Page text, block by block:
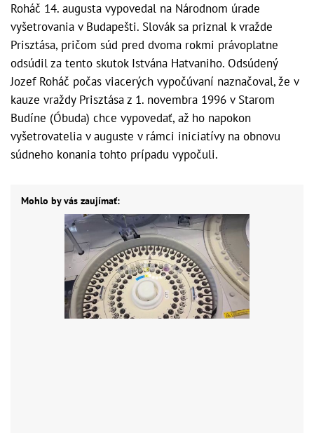
Roháč 14. augusta vypovedal na Národnom úrade
vyšetrovania v Budapešti. Slovák sa priznal k vražde
Prisztása, pričom súd pred dvoma rokmi právoplatne
odsúdil za tento skutok Istvána Hatvaniho. Odsúdený
Jozef Roháč počas viacerých vypočúvaní naznačoval, že v
kauze vraždy Prisztása z 1. novembra 1996 v Starom
Budíne (Óbuda) chce vypovedať, až ho napokon
vyšetrovatelia v auguste v rámci iniciatívy na obnovu
súdneho konania tohto prípadu vypočuli.
Mohlo by vás zaujímať: